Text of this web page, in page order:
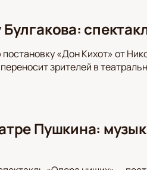
«Дон Кихот» от
зрителей в
Пушкина: